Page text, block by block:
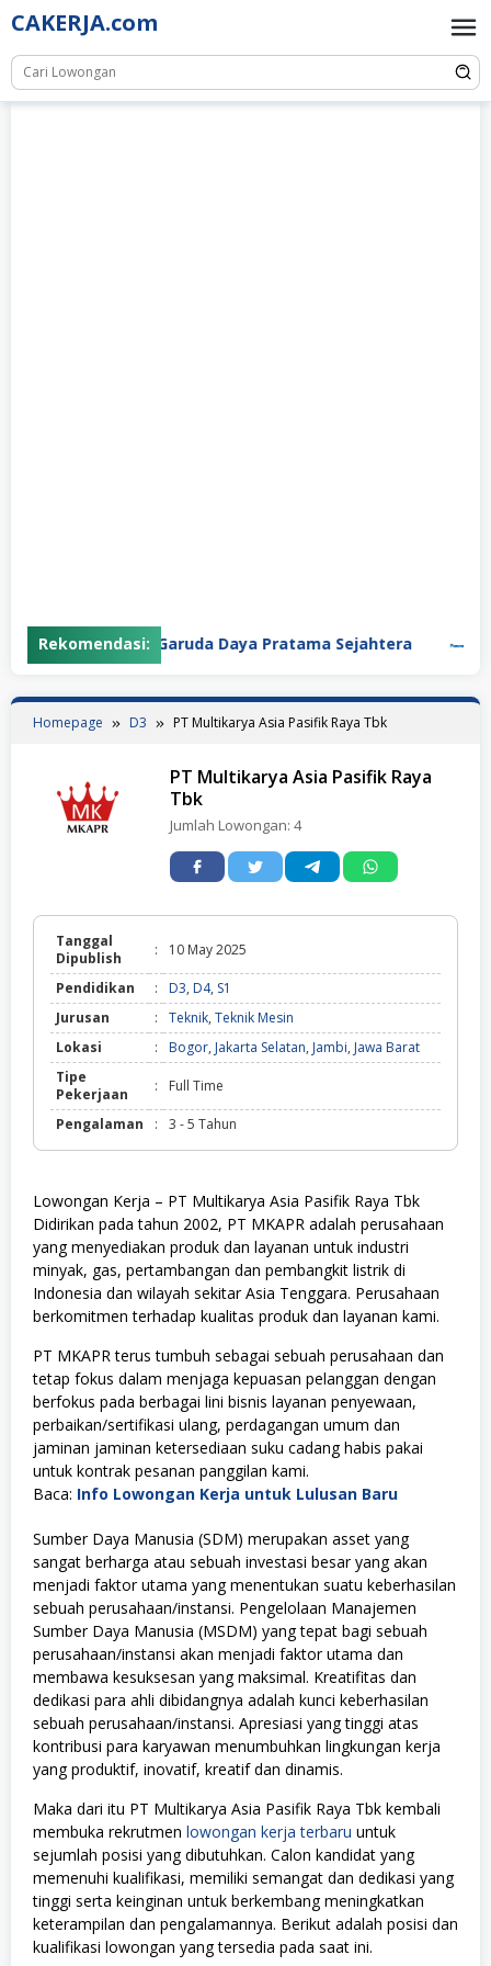
Skip
to
content
CAKERJA.com
Rekomendasi:PT Garuda Daya Pratama Sejahtera PT
Homepage D3 PT Multikarya Asia Pasifik Raya Tbk
PT Multikarya Asia Pasifik Raya
Tbk
Jumlah Lowongan: 4
Tanggal
Dipublish
: 10 May 2025
Pendidikan : D3, D4, S1
Jurusan
: Teknik, Teknik Mesin
Lokasi
: Bogor, Jakarta Selatan, Jambi, Jawa Barat
Tipe
Pekerjaan
: Full Time
Pengalaman : 3 - 5 Tahun
Lowongan Kerja – PT Multikarya Asia Pasifik Raya Tbk
Didirikan pada tahun 2002, PT MKAPR adalah perusahaan
yang menyediakan produk dan layanan untuk industri
minyak, gas, pertambangan dan pembangkit listrik di
Indonesia dan wilayah sekitar Asia Tenggara. Perusahaan
berkomitmen terhadap kualitas produk dan layanan kami.
PT MKAPR terus tumbuh sebagai sebuah perusahaan dan
tetap fokus dalam menjaga kepuasan pelanggan dengan
berfokus pada berbagai lini bisnis layanan penyewaan,
perbaikan/sertifikasi ulang, perdagangan umum dan
jaminan jaminan ketersediaan suku cadang habis pakai
untuk kontrak pesanan panggilan kami.
Baca: Info Lowongan Kerja untuk Lulusan Baru
Sumber Daya Manusia (SDM) merupakan asset yang
sangat berharga atau sebuah investasi besar yang akan
menjadi faktor utama yang menentukan suatu keberhasilan
sebuah perusahaan/instansi. Pengelolaan Manajemen
Sumber Daya Manusia (MSDM) yang tepat bagi sebuah
perusahaan/instansi akan menjadi faktor utama dan
membawa kesuksesan yang maksimal. Kreatifitas dan
dedikasi para ahli dibidangnya adalah kunci keberhasilan
sebuah perusahaan/instansi. Apresiasi yang tinggi atas
kontribusi para karyawan menumbuhkan lingkungan kerja
yang produktif, inovatif, kreatif dan dinamis.
Maka dari itu PT Multikarya Asia Pasifik Raya Tbk kembali
membuka rekrutmen lowongan kerja terbaru untuk
sejumlah posisi yang dibutuhkan. Calon kandidat yang
memenuhi kualifikasi, memiliki semangat dan dedikasi yang
tinggi serta keinginan untuk berkembang meningkatkan
keterampilan dan pengalamannya. Berikut adalah posisi dan
kualifikasi lowongan yang tersedia pada saat ini.